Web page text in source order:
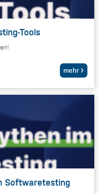
Tools
mehr
Softwaretesting